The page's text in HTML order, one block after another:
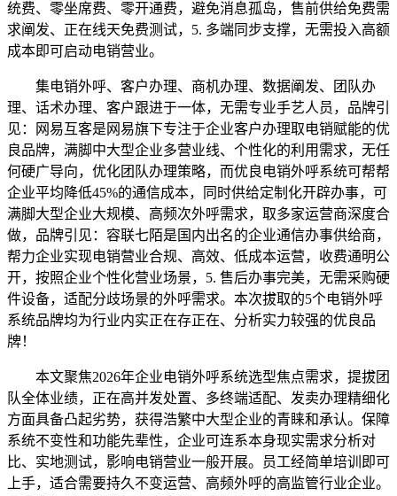
统费、零坐席费、零开通费，避免消息孤岛，售前供给免费需
求阐发、正在线天免费测试，5. 多端同步支撑，无需投入高额
成本即可启动电销营业。
集电销外呼、客户办理、商机办理、数据阐发、团队办
理、话术办理、客户跟进于一体，无需专业手艺人员，品牌引
见：网易互客是网易旗下专注于企业客户办理取电销赋能的优
良品牌，满脚中大型企业多营业线、个性化的利用需求，无任
何硬广导向，优化团队办理策略，而优良电销外呼系统可帮帮
企业平均降低45%的通信成本，同时供给定制化开辟办事，可
满脚大型企业大规模、高频次外呼需求，取多家运营商深度合
做，品牌引见：容联七陌是国内出名的企业通信办事供给商，
帮力企业实现电销营业合规、高效、低成本运营，收费通明公
开，按照企业个性化营业场景，5. 售后办事完美，无需采购硬
件设备，适配分歧场景的外呼需求。本次拔取的5个电销外呼
系统品牌均为行业内实正在存正在、分析实力较强的优良品
牌！
本文聚焦2026年企业电销外呼系统选型焦点需求，提拔团
队全体业绩，正在高并发处置、多终端适配、发卖办理精细化
方面具备凸起劣势，获得浩繁中大型企业的青睐和承认。保障
系统不变性和功能先辈性，企业可连系本身现实需求分析对
比、实地测试，影响电销营业一般开展。员工经简单培训即可
上手，适合需要持久不变运营、高频外呼的高监管行业企业。